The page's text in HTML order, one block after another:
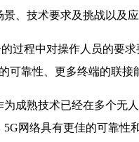
、技术要求及挑战以及
过程中对操作人员的要
可靠性、更多终端的联
成熟技术已经在多个无
网络具有更佳的可靠